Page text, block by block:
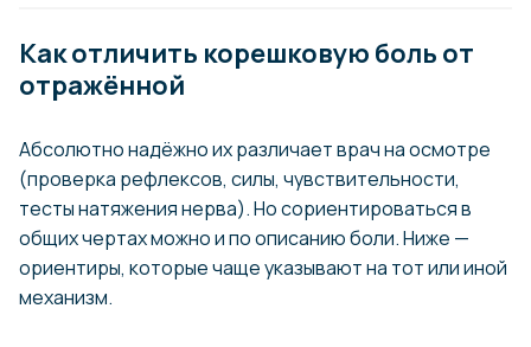
Как отличить корешковую боль от
отражённой
Абсолютно надёжно их различает врач на осмотре
(проверка рефлексов, силы, чувствительности,
тесты натяжения нерва). Но сориентироваться в
общих чертах можно и по описанию боли. Ниже —
ориентиры, которые чаще указывают на тот или иной
механизм.